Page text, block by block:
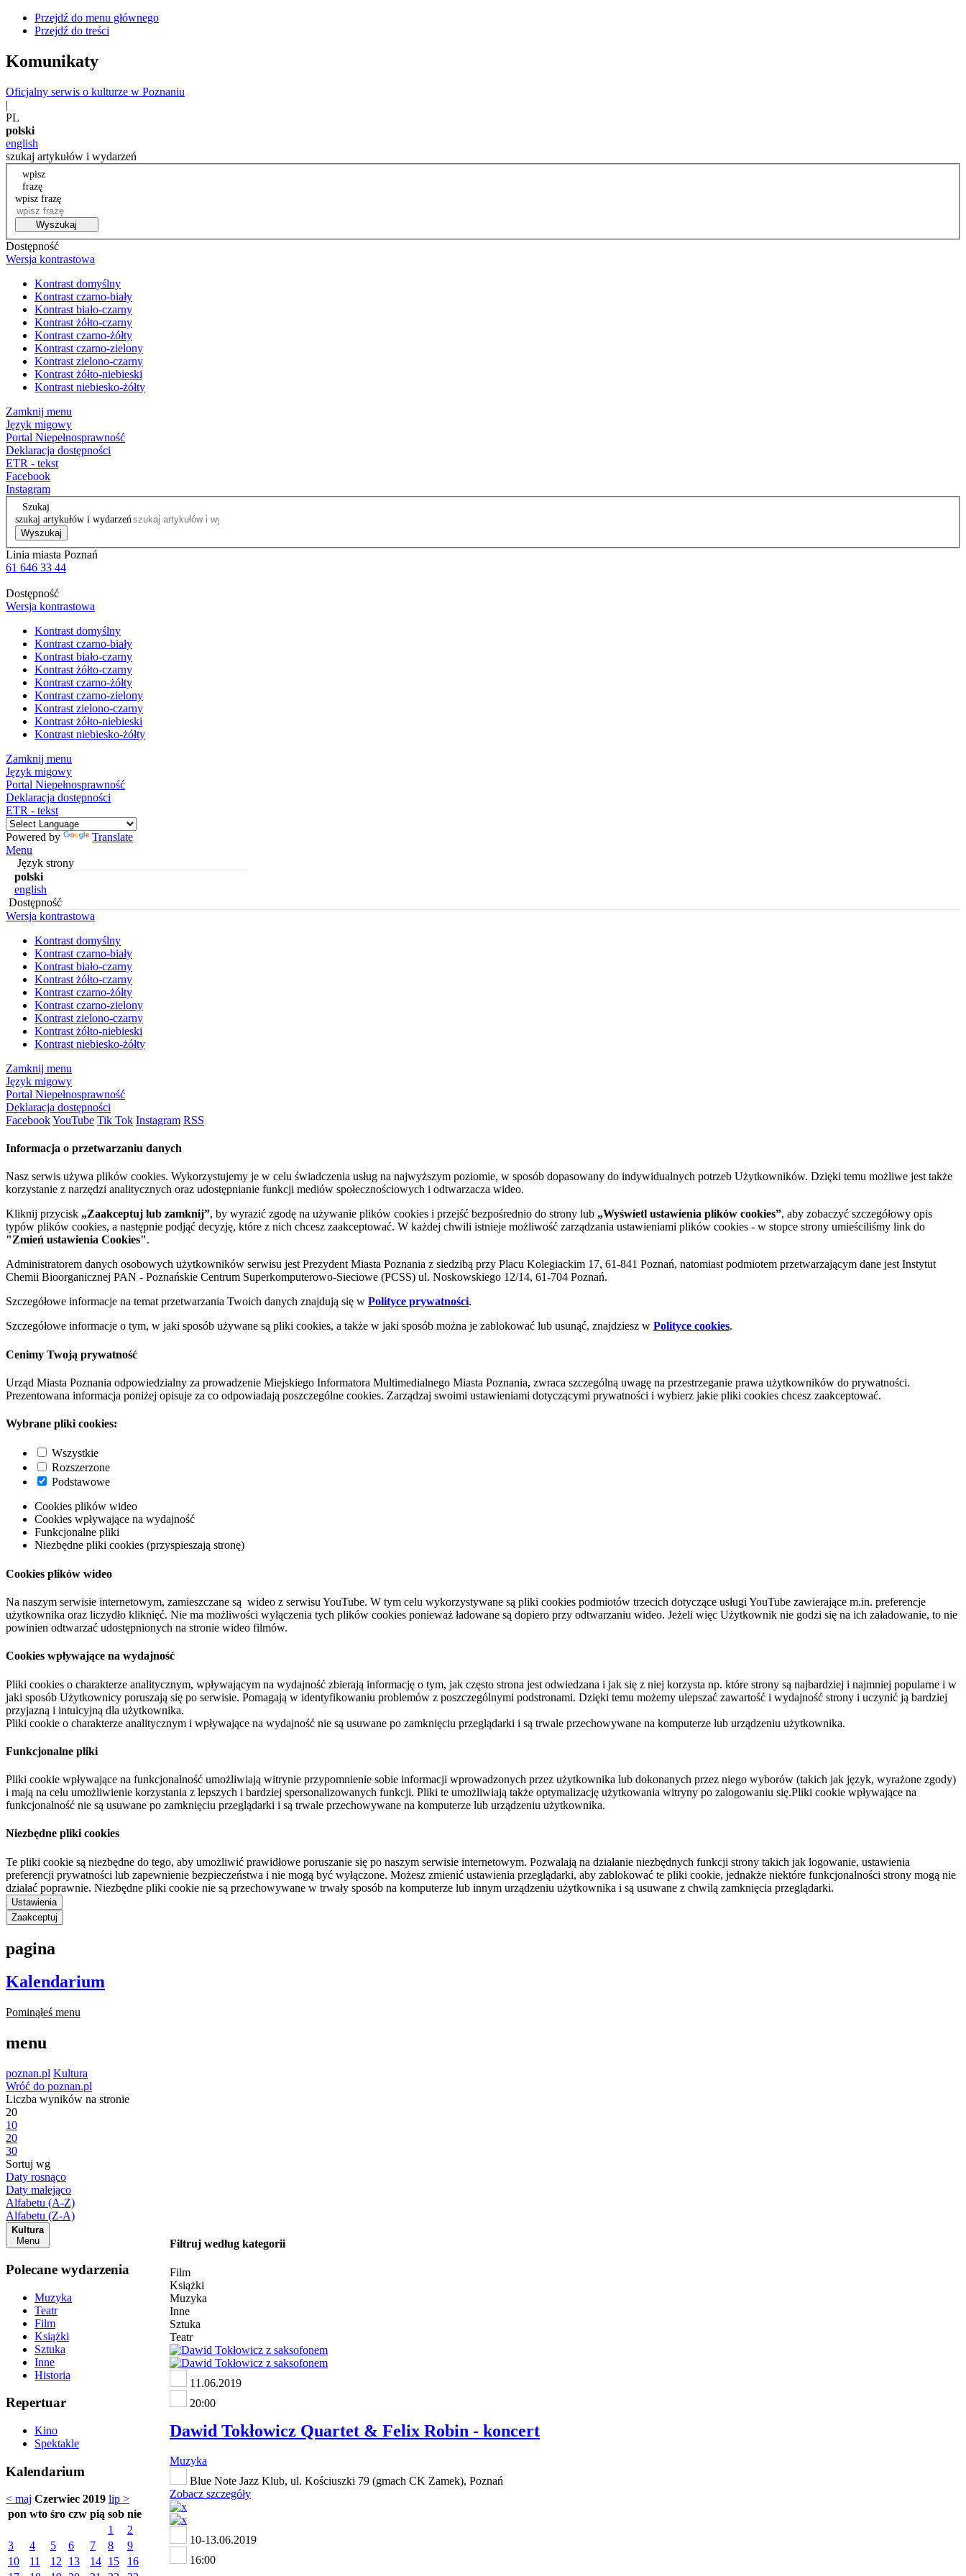
Przejdź do menu głównego
Przejdź do treści
Komunikaty
Oficjalny serwis o kulturze w Poznaniu
|
PL
polski
english
szukaj artykułów i wydarzeń
wpisz
frazę
wpisz frazę
Wyszukaj
Dostępność
Wersja kontrastowa
Kontrast domyślny
Kontrast czarno-biały
Kontrast biało-czarny
Kontrast żółto-czarny
Kontrast czarno-żółty
Kontrast czarno-zielony
Kontrast zielono-czarny
Kontrast żółto-niebieski
Kontrast niebiesko-żółty
Zamknij menu
Język migowy
Portal Niepełnosprawność
Deklaracja dostępności
ETR - tekst
Facebook
Instagram
Szukaj
szukaj artykułów i wydarzeń
Wyszukaj
Linia miasta Poznań
61 646 33 44
Dostępność
Wersja kontrastowa
Kontrast domyślny
Kontrast czarno-biały
Kontrast biało-czarny
Kontrast żółto-czarny
Kontrast czarno-żółty
Kontrast czarno-zielony
Kontrast zielono-czarny
Kontrast żółto-niebieski
Kontrast niebiesko-żółty
Zamknij menu
Język migowy
Portal Niepełnosprawność
Deklaracja dostępności
ETR - tekst
Powered by
Translate
Menu
Język strony
polski
english
Dostępność
Wersja kontrastowa
Kontrast domyślny
Kontrast czarno-biały
Kontrast biało-czarny
Kontrast żółto-czarny
Kontrast czarno-żółty
Kontrast czarno-zielony
Kontrast zielono-czarny
Kontrast żółto-niebieski
Kontrast niebiesko-żółty
Zamknij menu
Język migowy
Portal Niepełnosprawność
Deklaracja dostępności
FacebookYouTube Tik Tok Instagram RSS
Informacja o przetwarzaniu danych
Nasz serwis używa plików cookies. Wykorzystujemy je w celu świadczenia usług na najwyższym poziomie, w sposób dopasowany do indywidualnych potrzeb Użytkowników. Dzięki temu możliwe jest także
korzystanie z narzędzi analitycznych oraz udostępnianie funkcji mediów społecznościowych i odtwarzacza wideo.
Kliknij przycisk „Zaakceptuj lub zamknij”, by wyrazić zgodę na używanie plików cookies i przejść bezpośrednio do strony lub „Wyświetl ustawienia plików cookies”, aby zobaczyć szczegółowy opis
typów plików cookies, a następnie podjąć decyzję, które z nich chcesz zaakceptować. W każdej chwili istnieje możliwość zarządzania ustawieniami plików cookies - w stopce strony umieściliśmy link do
"Zmień ustawienia Cookies".
Administratorem danych osobowych użytkowników serwisu jest Prezydent Miasta Poznania z siedzibą przy Placu Kolegiackim 17, 61-841 Poznań, natomiast podmiotem przetwarzającym dane jest Instytut
Chemii Bioorganicznej PAN - Poznańskie Centrum Superkomputerowo-Sieciowe (PCSS) ul. Noskowskiego 12/14, 61-704 Poznań.
Szczegółowe informacje na temat przetwarzania Twoich danych znajdują się w Polityce prywatności.
Szczegółowe informacje o tym, w jaki sposób używane są pliki cookies, a także w jaki sposób można je zablokować lub usunąć, znajdziesz w Polityce cookies.
Cenimy Twoją prywatność
Urząd Miasta Poznania odpowiedzialny za prowadzenie Miejskiego Informatora Multimedialnego Miasta Poznania, zwraca szczególną uwagę na przestrzeganie prawa użytkowników do prywatności.
Prezentowana informacja poniżej opisuje za co odpowiadają poszczególne cookies. Zarządzaj swoimi ustawieniami dotyczącymi prywatności i wybierz jakie pliki cookies chcesz zaakceptować.
Wybrane pliki cookies:
Wszystkie
Rozszerzone
Podstawowe
Cookies plików wideo
Cookies wpływające na wydajność
Funkcjonalne pliki
Niezbędne pliki cookies (przyspieszają stronę)
Cookies plików wideo
Na naszym serwisie internetowym, zamieszczane są wideo z serwisu YouTube. W tym celu wykorzystywane są pliki cookies podmiotów trzecich dotyczące usługi YouTube zawierające m.in. preferencje
użytkownika oraz liczydło kliknięć. Nie ma możliwości wyłączenia tych plików cookies ponieważ ładowane są dopiero przy odtwarzaniu wideo. Jeżeli więc Użytkownik nie godzi się na ich załadowanie, to nie
powinien odtwarzać udostępnionych na stronie wideo filmów.
Cookies wpływające na wydajność
Pliki cookies o charakterze analitycznym, wpływającym na wydajność zbierają informację o tym, jak często strona jest odwiedzana i jak się z niej korzysta np. które strony są najbardziej i najmniej popularne i w
jaki sposób Użytkownicy poruszają się po serwisie. Pomagają w identyfikowaniu problemów z poszczególnymi podstronami. Dzięki temu możemy ulepszać zawartość i wydajność strony i uczynić ją bardziej
przyjazną i intuicyjną dla użytkownika.
Pliki cookie o charakterze analitycznym i wpływające na wydajność nie są usuwane po zamknięciu przeglądarki i są trwale przechowywane na komputerze lub urządzeniu użytkownika.
Funkcjonalne pliki
Pliki cookie wpływające na funkcjonalność umożliwiają witrynie przypomnienie sobie informacji wprowadzonych przez użytkownika lub dokonanych przez niego wyborów (takich jak język, wyrażone zgody)
i mają na celu umożliwienie korzystania z lepszych i bardziej spersonalizowanych funkcji. Pliki te umożliwiają także optymalizację użytkowania witryny po zalogowaniu się.Pliki cookie wpływające na
funkcjonalność nie są usuwane po zamknięciu przeglądarki i są trwale przechowywane na komputerze lub urządzeniu użytkownika.
Niezbędne pliki cookies
Te pliki cookie są niezbędne do tego, aby umożliwić prawidłowe poruszanie się po naszym serwisie internetowym. Pozwalają na działanie niezbędnych funkcji strony takich jak logowanie, ustawienia
preferencji prywatności lub zapewnienie bezpieczeństwa i nie mogą być wyłączone. Możesz zmienić ustawienia przeglądarki, aby zablokować te pliki cookie, jednakże niektóre funkcjonalności strony mogą nie
działać poprawnie. Niezbędne pliki cookie nie są przechowywane w trwały sposób na komputerze lub innym urządzeniu użytkownika i są usuwane z chwilą zamknięcia przeglądarki.
Ustawienia
Zaakceptuj
pagina
Kalendarium
Pominąłeś menu
menu
poznan.pl Kultura
Wróć do poznan.pl
Liczba wyników na stronie
20
10
20
30
Sortuj wg
Daty rosnąco
Daty malejąco
Alfabetu (A-Z)
Alfabetu (Z-A)
Kultura
Menu
Polecane wydarzenia
Muzyka
Teatr
Film
Książki
Sztuka
Inne
Historia
Repertuar
Kino
Spektakle
Kalendarium
< maj Czerwiec 2019 lip >
pon wto śro czw pią sob nie
1
2
3
4 5 6 7 8
9
10
11 12 13 14 15
16
Filtruj według kategorii
Film
Książki
Muzyka
Inne
Sztuka
Teatr
11.06.2019
20:00
Dawid Tokłowicz Quartet & Felix Robin - koncert
Muzyka
Blue Note Jazz Klub, ul. Kościuszki 79 (gmach CK Zamek), Poznań
Zobacz szczegóły
10-13.06.2019
16:00